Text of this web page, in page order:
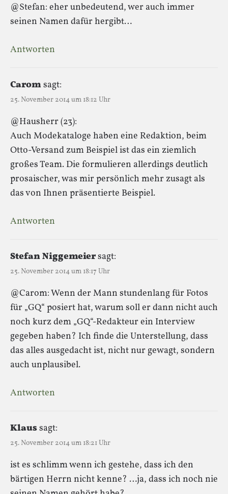
@Stefan: eher unbedeutend, wer auch immer
seinen Namen dafür hergibt…
Antworten
Caromsagt:
25. November 2014 um 18:12 Uhr
@Hausherr (23):
Auch Modekataloge haben eine Redaktion, beim
Otto-Versand zum Beispiel ist das ein ziemlich
großes Team. Die formulieren allerdings deutlich
prosaischer, was mir persönlich mehr zusagt als
das von Ihnen präsentierte Beispiel.
Antworten
Stefan Niggemeiersagt:
25. November 2014 um 18:17 Uhr
@Carom: Wenn der Mann stundenlang für Fotos
für „GQ“ posiert hat, warum soll er dann nicht auch
noch kurz dem „GQ“-Redakteur ein Interview
gegeben haben? Ich finde die Unterstellung, dass
das alles ausgedacht ist, nicht nur gewagt, sondern
auch unplausibel.
Antworten
Klaussagt:
25. November 2014 um 18:21 Uhr
ist es schlimm wenn ich gestehe, dass ich den
bärtigen Herrn nicht kenne? …ja, dass ich noch nie